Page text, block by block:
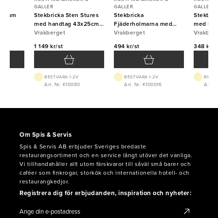
GALLER
Stekbricka Sten Stures
med handtag 43x25cm
5mm Vrakberget
Vrakberget
1 149 kr/st
BEST.VARA 1-2V
Art. Nr: K10080
GALLER
Stekbricka
Fjäderholmarna med
handtag 25x20cm 2mm
Vrakberget
494 kr/st
BEST.VARA 1-2V
Art. Nr: K100016
GALLER
med
1,2mm
348 kr/
Art.
Om Spis & Servis
Spis & Servis AB erbjuder Sveriges bredaste
restaurangsortiment och en service långt utöver det vanliga.
Vi tillhandahåller allt utom färskvaror till såväl små barer och
caféer som finkrogar, storkök och internationella hotell- och
restaurangkedjor.
Registrera dig för erbjudanden, inspiration och nyheter: